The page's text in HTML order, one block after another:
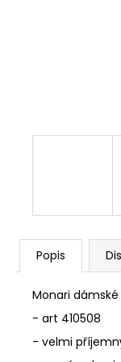
Popis
Monari
- art 410508
- velmi